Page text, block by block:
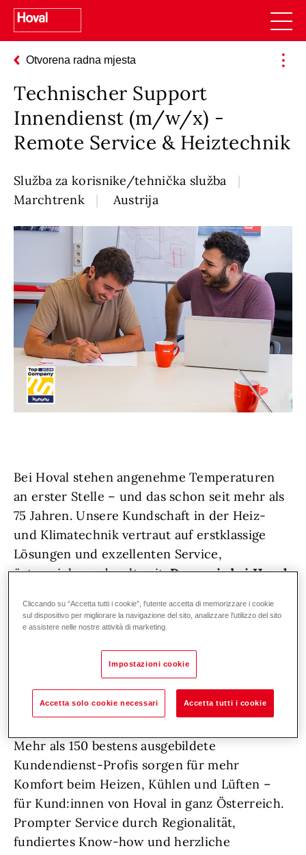
Otvorena radna mjesta
Technischer Support
Innendienst (m/w/x) -
Remote Service & Heiztechnik
Služba za korisnike/tehnička služba
Marchtrenk
Austrija
Bei Hoval stehen angenehme Temperaturen
an erster Stelle – und das schon seit mehr als
75 Jahren. Unsere Kundschaft in der Heiz-
und Klimatechnik vertraut auf erstklassige
Lösungen und exzellenten Service,
österreich- und weltweit.Denn wir bei Hoval
suchen Unterstützung: hemdsärmelige
Persönlichkeiten, die sich voller Herzblut um
ihre Aufgaben kümmern, frische Impulse
setzen und durch ihren vorausschauenden
Einsatz dafür sorgen, dass Hoval auch
langfristig ganz vorne bleibt.
Mehr als 150 bestens ausgebildete
Kundendienst-Profis sorgen für mehr
Komfort beim Heizen, Kühlen und Lüften –
für Kund:innen von Hoval in ganz Österreich.
Prompter Service durch Regionalität,
fundiertes Know-how und herzliche
Cliccando su “Accetta tutti i cookie”, l'utente accetta di memorizzare i cookie
sul dispositivo per migliorare la navigazione del sito, analizzare l'utilizzo del sito
e assistere nelle nostre attività di marketing.
Impostazioni cookie
Accetta solo cookie necessari Accetta tutti i cookie